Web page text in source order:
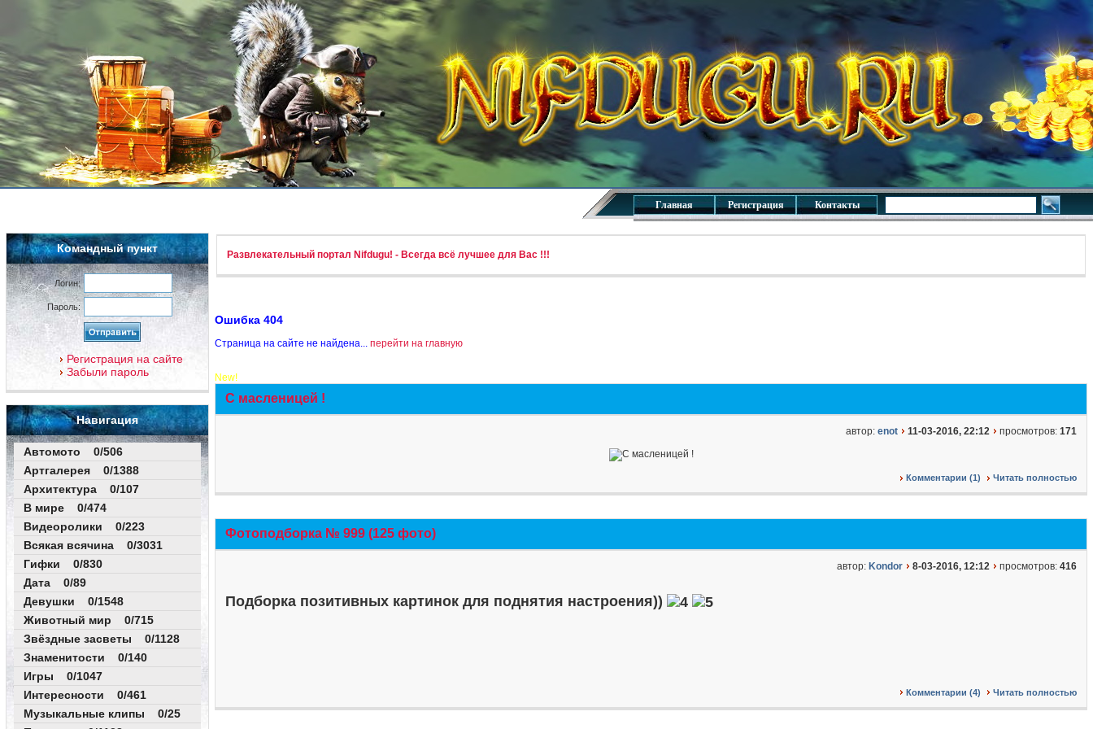
Главная Регистрация Контакты
Командный пункт
Логин:
Пароль:
Регистрация на сайте
Забыли пароль
Навигация
Автомото 0/506
Артгалерея 0/1388
Архитектура 0/107
В мире 0/474
Видеоролики 0/223
Всякая всячина 0/3031
Гифки 0/830
Дата 0/89
Девушки 0/1548
Животный мир 0/715
Звёздные засветы 0/1128
Знаменитости 0/140
Игры 0/1047
Интересности 0/461
Музыкальные клипы 0/25
Развлекательный портал Nifdugu! - Всегда всё лучшее для Вас !!!
Ошибка 404
Страница на сайте не найдена... перейти на главную
New!
С масленицей !
автор: enot 11-03-2016, 22:12 просмотров: 171
Комментарии (1) Читать полностью
Фотоподборка № 999 (125 фото)
автор: Kondor 8-03-2016, 12:12 просмотров: 416
Подборка позитивных картинок для поднятия настроения))
Комментарии (4) Читать полностью